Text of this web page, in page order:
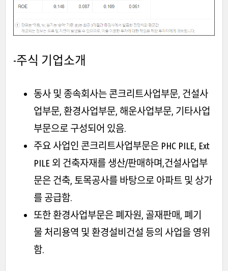
-주식 기업소개
동사 및 종속회사는 콘크리트사업부문, 건설사
업부문, 환경사업부문, 해운사업부문, 기타사업
부문으로 구성되어 있음.
주요 사업인 콘크리트사업부문은 PHC PILE, Ext
PILE 외 건축자재를 생산/판매하며,건설사업부
문은 건축, 토목공사를 바탕으로 아파트 및 상가
를 공급함.
또한 환경사업부문은 폐자원, 골재판매, 폐기
물 처리용역 및 환경설비건설 등의 사업을 영위
함.